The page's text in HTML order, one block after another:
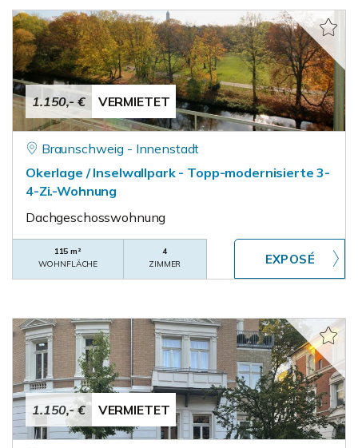
1.150,- € VERMIETET
Braunschweig - Innenstadt
Okerlage / Inselwallpark - Topp-modernisierte 3-
4-Zi.-Wohnung
Dachgeschosswohnung
115 m²
WOHNFLÄCHE
4
ZIMMER
1.150,- € VERMIETET